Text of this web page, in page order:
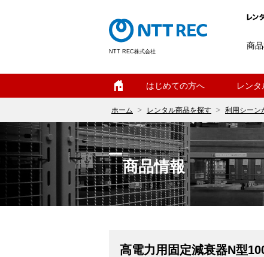
NTT REC株式会社
商
はじめての方へ レン
ホーム レンタル商品を探す 利用シーン
商品情報
高電力用固定減衰器N型